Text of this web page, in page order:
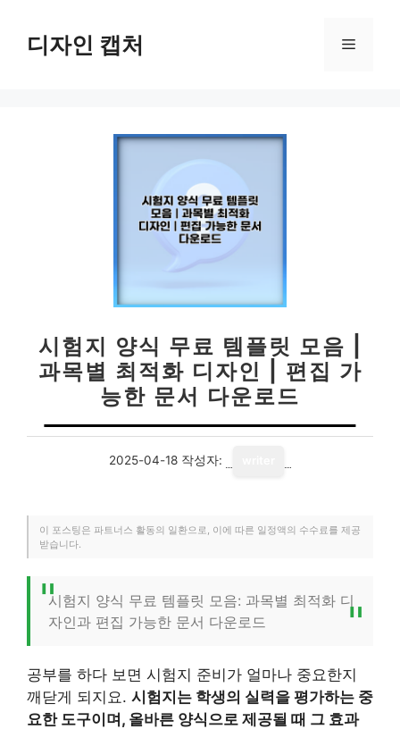
디자인 캡처 메
시험지 양식 무료 템플릿 모음 |
과목별 최적화 디자인 | 편집 가
능한 문서 다운로드
2025-04-18 작성자:
이 포스팅은 파트너스 활동의 일환으로, 이에 따른 일정액의 수수료를 제공
받습니다.
시험지 양식 무료 템플릿 모음: 과목별 최적화 디
자인과 편집 가능한 문서 다운로드
공부를 하다 보면 시험지 준비가 얼마나 중요한지
깨닫게 되지요. 시험지는 학생의 실력을 평가하는 중
요한 도구이며, 올바른 양식으로 제공될 때 그 효과